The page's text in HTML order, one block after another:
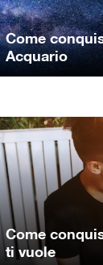
Come
Acquario
Come
ti vuole